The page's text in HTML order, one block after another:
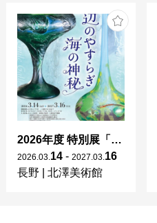
2026年度 特別展「ガレとドーム、アール･ヌーヴォーのガラス 水辺のやすらぎ、海の神秘」
2026 03 14 - 2027 03 16
長野
北澤美術館